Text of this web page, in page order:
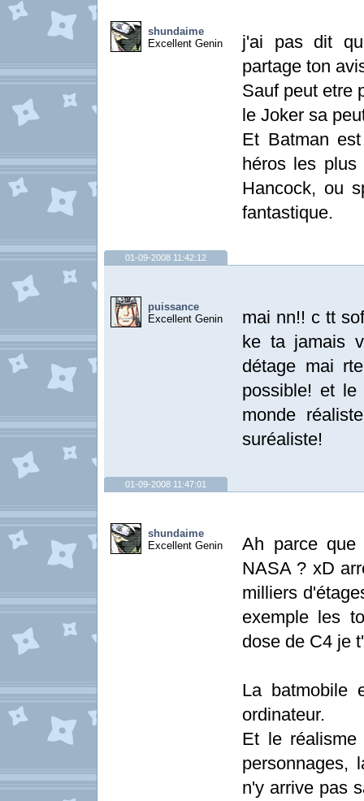
shundaime
Excellent Genin
j'ai pas dit
partage ton
Sauf peut etre
le Joker sa
Et Batman
héros les
Hancock, ou
fantastique.
01-09-2008 11:42:12
puissance
Excellent Genin
mai nn!! c tt
ke ta jamais
détage mai
possible! et
monde
suréaliste!
01-09-2008 11:47:01
shundaime
Excellent Genin
Ah parce
NASA ? xD
milliers
exemple les
dose de C4 je
La batmobile
ordinateur.
Et le
personnages,
n'y arrive pas